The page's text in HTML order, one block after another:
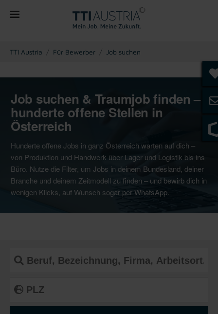
You are here:
TTI Austria Für Bewerber Job suchen
Job suchen & Traumjob finden –
hunderte offene Stellen in
Österreich
Hunderte offene Jobs in ganz Österreich warten auf dich –
von Produktion und Handwerk über Lager und Logistik bis ins
Büro. Nutze die Filter, um Jobs in deinem Bundesland, deiner
Branche und deinem Zeitmodell zu finden – und bewirb dich in
wenigen Klicks, auf Wunsch sogar per WhatsApp.